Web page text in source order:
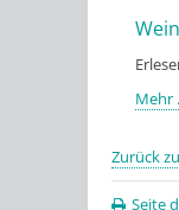
Mehr
Zurück
Seite